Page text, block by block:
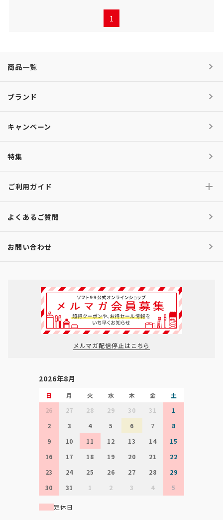
1
商品一覧
ブランド
キャンペーン
特集
ご利用ガイド
よくあるご質問
お問い合わせ
メルマガ配信停止はこちら
2026年8月
日 月 火 水 木 金
土
26
27 28 29 30 31
1
2
3 4 5 6 7
8
9
10 11 12 13 14
15
16
17 18 19 20 21
22
23
24 25 26 27 28
29
30
31 1 2 3 4 5
定休日